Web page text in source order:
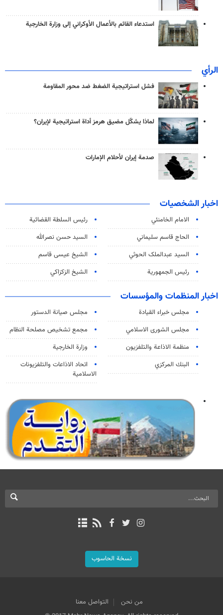
استدعاء القائم بالأعمال الأوكراني إلى وزارة الخارجية
الرأي
فشل استراتيجية الضغط ضد محور المقاومة
لماذا يشكّل مضيق هرمز أداة استراتيجية لإيران؟
صدمة إيران لأحلام الإمارات
اخبار الشخصيات
الامام الخامنئي
رئیس السلطة القضائیة
الحاج قاسم سليماني
السيد حسن نصرالله
السید عبدالملک الحوثي
الشيخ عيسى قاسم
رئيس الجمهورية
الشيخ الزكزاكي
اخبار المنظمات والمؤسسات
مجلس خبراء القيادة
مجلس صيانة الدستور
مجلس الشورى الاسلامي
مجمع تشخيص مصلحة النظام
منظمة الاذاعة والتلفزیون
وزارة الخارجية
البنك المركزي
اتحاد الاذاعات والتلفزيونات
الاسلامية
نسخة الحاسوب
من نحن
التواصل معنا